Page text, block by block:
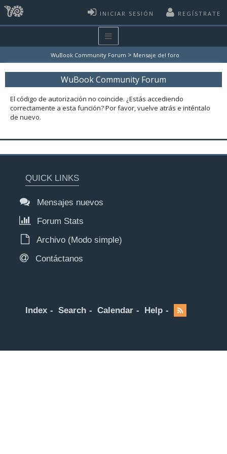
INICIAR SESIÓN REGÍSTRATE
WuBook Community Forum > Mensaje del foro
WuBook Community Forum
El código de autorización no coincide. ¿Estás accediendo
correctamente a esta función? Por favor, vuelve atrás e inténtalo
de nuevo.
QUICK LINKS
Mensajes nuevos
Forum Stats
Archivo (Modo simple)
Contáctanos
Index Search Calendar Help